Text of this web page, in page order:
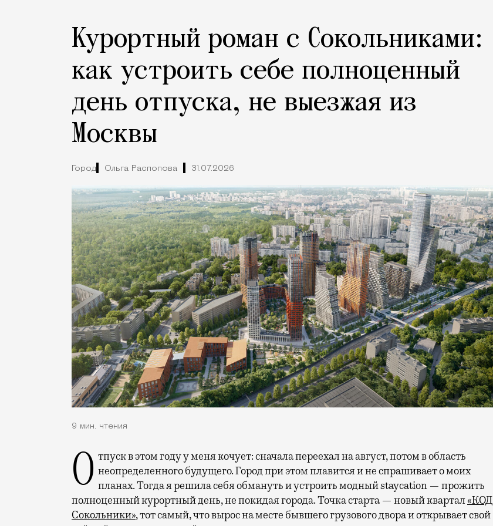
Курортный роман с Сокольниками:
как устроить себе полноценный
день отпуска, не выезжая из
Москвы
Город Ольга Распопова 31.07.2026
9 мин. чтения
Отпуск в этом году у меня кочует: сначала переехал на август, потом в область неопределенного будущего. Город при этом плавится и не спрашивает о моих
планах. Тогда я решила себя обмануть и устроить модный staycation — прожить
полноценный курортный день, не покидая города. Точка старта — новый квартал«КОД
Сокольники», тот самый, что вырос на месте бывшего грузового двора и открывает свой